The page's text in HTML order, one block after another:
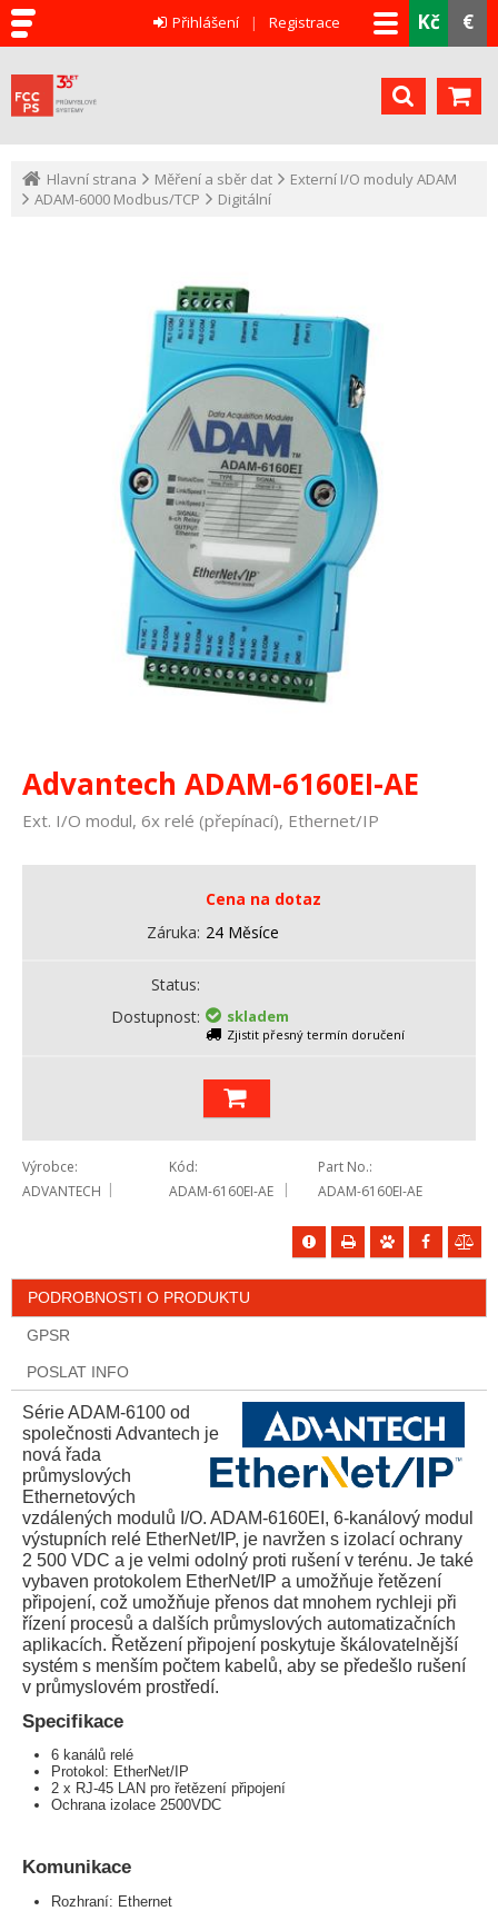
Kč €
Přihlášení Registrace
Hlavní strana Měření a sběr dat
Externí I/O moduly ADAM
ADAM-6000 Modbus/TCP
Digitální
Advantech ADAM-6160EI-AE
Ext. I/O modul, 6x relé (přepínací), Ethernet/IP
Cena na dotaz
Záruka 24 Měsíce
Status
Dostupnost
skladem
Zjistit přesný termín doručení
Výrobce
ADVANTECH
Kód
ADAM-6160EI-AE
Part No.
ADAM-6160EI-AE
PODROBNOSTI O PRODUKTU
GPSR
POSLAT INFO
Série ADAM-6100 od
společnosti Advantech je
nová řada
průmyslových
Ethernetových
vzdálených modulů I/O. ADAM-6160EI, 6-kanálový modul
výstupních relé EtherNet/IP, je navržen s izolací ochrany
2 500 VDC a je velmi odolný proti rušení v terénu. Je také
vybaven protokolem EtherNet/IP a umožňuje řetězení
připojení, což umožňuje přenos dat mnohem rychleji při
řízení procesů a dalších průmyslových automatizačních
aplikacích. Řetězení připojení poskytuje škálovatelnější
systém s menším počtem kabelů, aby se předešlo rušení
v průmyslovém prostředí.
Specifikace
6 kanálů relé
Protokol: EtherNet/IP
2 x RJ-45 LAN pro řetězení připojení
Ochrana izolace 2500VDC
Komunikace
Rozhraní: Ethernet